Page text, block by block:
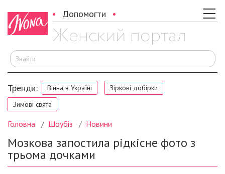
Допомогти
Тренди: Війна в Україні
Зіркові добірки
Зимові свята
Головна Шоубіз Новини
Мозкова запостила рідкісне фото з
трьома дочками